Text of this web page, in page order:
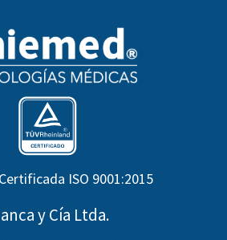
ISO 9001:2015
y Cía Ltda.